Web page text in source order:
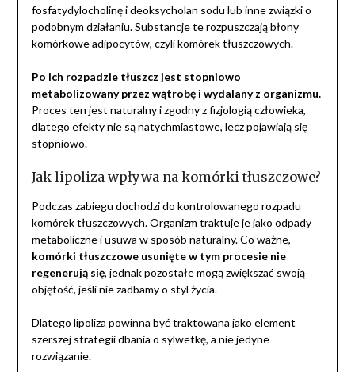
fosfatydylocholinę i deoksycholan sodu lub inne związki o
podobnym działaniu. Substancje te rozpuszczają błony
komórkowe adipocytów, czyli komórek tłuszczowych.
Po ich rozpadzie tłuszcz jest stopniowo
metabolizowany przez wątrobę i wydalany z organizmu.
Proces ten jest naturalny i zgodny z fizjologią człowieka,
dlatego efekty nie są natychmiastowe, lecz pojawiają się
stopniowo.
Jak lipoliza wpływa na komórki tłuszczowe?
Podczas zabiegu dochodzi do kontrolowanego rozpadu
komórek tłuszczowych. Organizm traktuje je jako odpady
metaboliczne i usuwa w sposób naturalny. Co ważne,
komórki tłuszczowe usunięte w tym procesie nie
regenerują się, jednak pozostałe mogą zwiększać swoją
objętość, jeśli nie zadbamy o styl życia.
Dlatego lipoliza powinna być traktowana jako element
szerszej strategii dbania o sylwetkę, a nie jedyne
rozwiązanie.